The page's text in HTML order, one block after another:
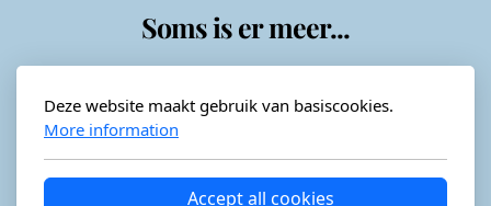
Soms is er meer...
Horeca-advies
Deze website maakt gebruik van basiscookies.
More information
Accept all cookies